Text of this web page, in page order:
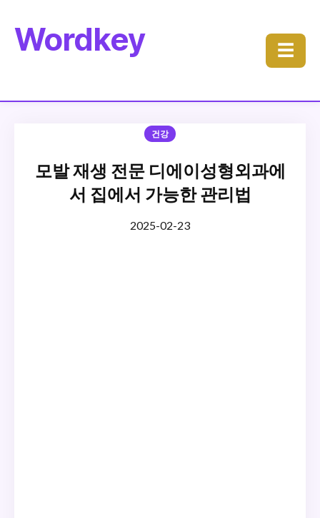
Wordkey ☰
건강
모발 재생 전문 디에이성형외과에
서 집에서 가능한 관리법
2025-02-23